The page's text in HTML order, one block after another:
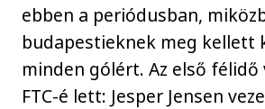
ebben a periódusban,
budapestieknek meg kellett
minden gólért. Az első félidő
FTC-é lett: Jesper Jensen